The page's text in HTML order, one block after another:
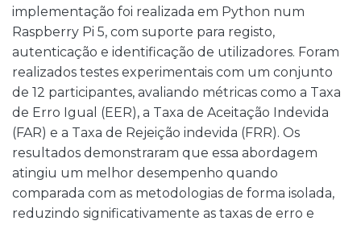
implementação foi realizada em Python num
Raspberry Pi 5, com suporte para registo,
autenticação e identificação de utilizadores. Foram
realizados testes experimentais com um conjunto
de 12 participantes, avaliando métricas como a Taxa
de Erro Igual (EER), a Taxa de Aceitação Indevida
(FAR) e a Taxa de Rejeição indevida (FRR). Os
resultados demonstraram que essa abordagem
atingiu um melhor desempenho quando
comparada com as metodologias de forma isolada,
reduzindo significativamente as taxas de erro e